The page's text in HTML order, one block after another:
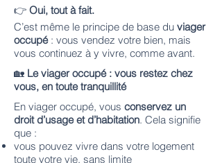
👉 Oui, tout à fait.
C’est même le principe de base du viager
occupé: vous vendez votre bien, mais
vous continuez à y vivre, comme avant.
🏡 Le viager occupé : vous restez chez
vous, en toute tranquillité
En viager occupé, vous conservez un
droit d’usage et d’habitation. Cela signifie
que :
vous pouvez vivre dans votre logement
toute votre vie, sans limite